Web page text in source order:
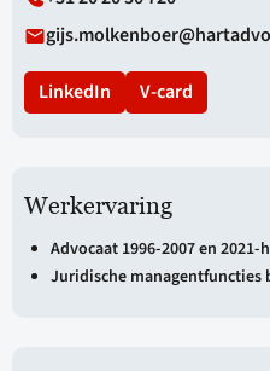
LinkedIn V-card
Werkervaring
Advocaat 1996-2007 en 2021-
Juridische managentfuncties